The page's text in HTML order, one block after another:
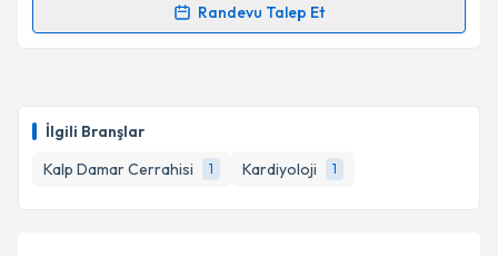
İlgili Branşlar
Kalp Damar Cerrahisi
1 Kardiyoloji 1
kapsamda işlenmesini kabul ediyorum.
Randevu Talep Et
Randevu Takvimi Talebi
takvim hazırlandığında e-posta ile bilgilendireceğiz.
E-posta Adresiniz